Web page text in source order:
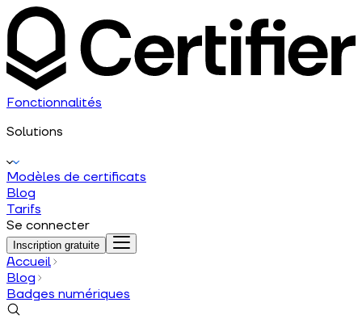
Fonctionnalités
Solutions
Modèles de certificats
Blog
Tarifs
Se connecter
Inscription gratuite
Accueil
Blog
Badges numériques